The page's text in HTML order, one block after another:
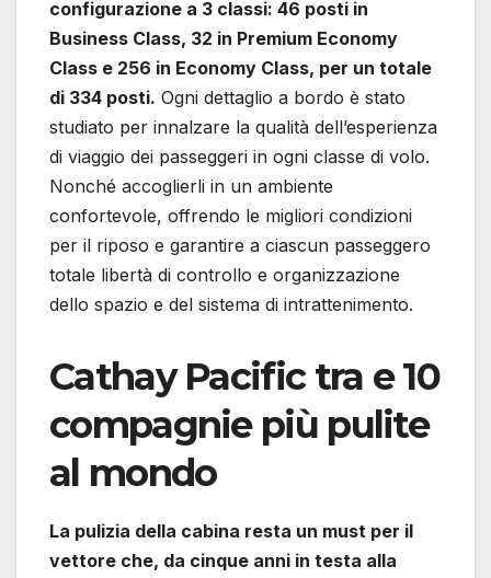
configurazione a 3 classi: 46 posti in
Business Class, 32 in Premium Economy
Class e 256 in Economy Class, per un totale
di 334 posti. Ogni dettaglio a bordo è stato
studiato per innalzare la qualità dell’esperienza
di viaggio dei passeggeri in ogni classe di volo.
Nonché accoglierli in un ambiente
confortevole, offrendo le migliori condizioni
per il riposo e garantire a ciascun passeggero
totale libertà di controllo e organizzazione
dello spazio e del sistema di intrattenimento.
Cathay Pacific tra e 10
compagnie più pulite
al mondo
La pulizia della cabina resta un must per il
vettore che, da cinque anni in testa alla